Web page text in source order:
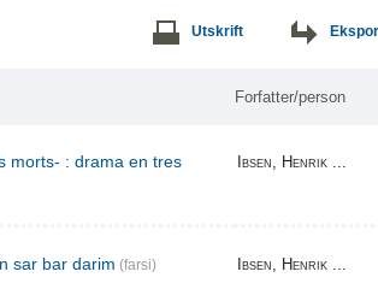
Utskrift
Forfatter/person
morts- : drama en tres
Ibsen, Henrik ...
sar bar darim (farsi) Ibsen, Henrik ...